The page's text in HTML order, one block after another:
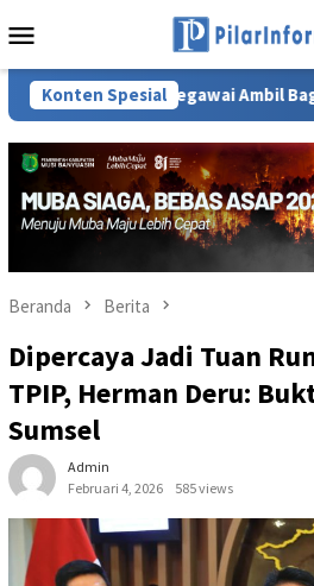
ke
Mobile
Konten Spesial
702 Pegawai Ambil Bagian, Clean
Beranda Berita
Dipercaya Jadi Tuan
TPIP, Herman Deru:
Sumsel
Admin
Februari 4, 2026
585 views